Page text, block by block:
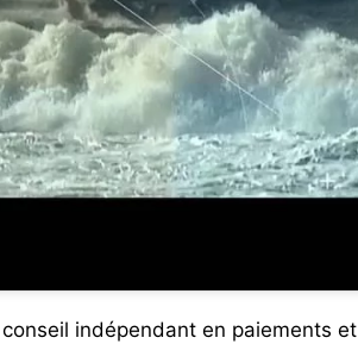
indépendant en paiements et